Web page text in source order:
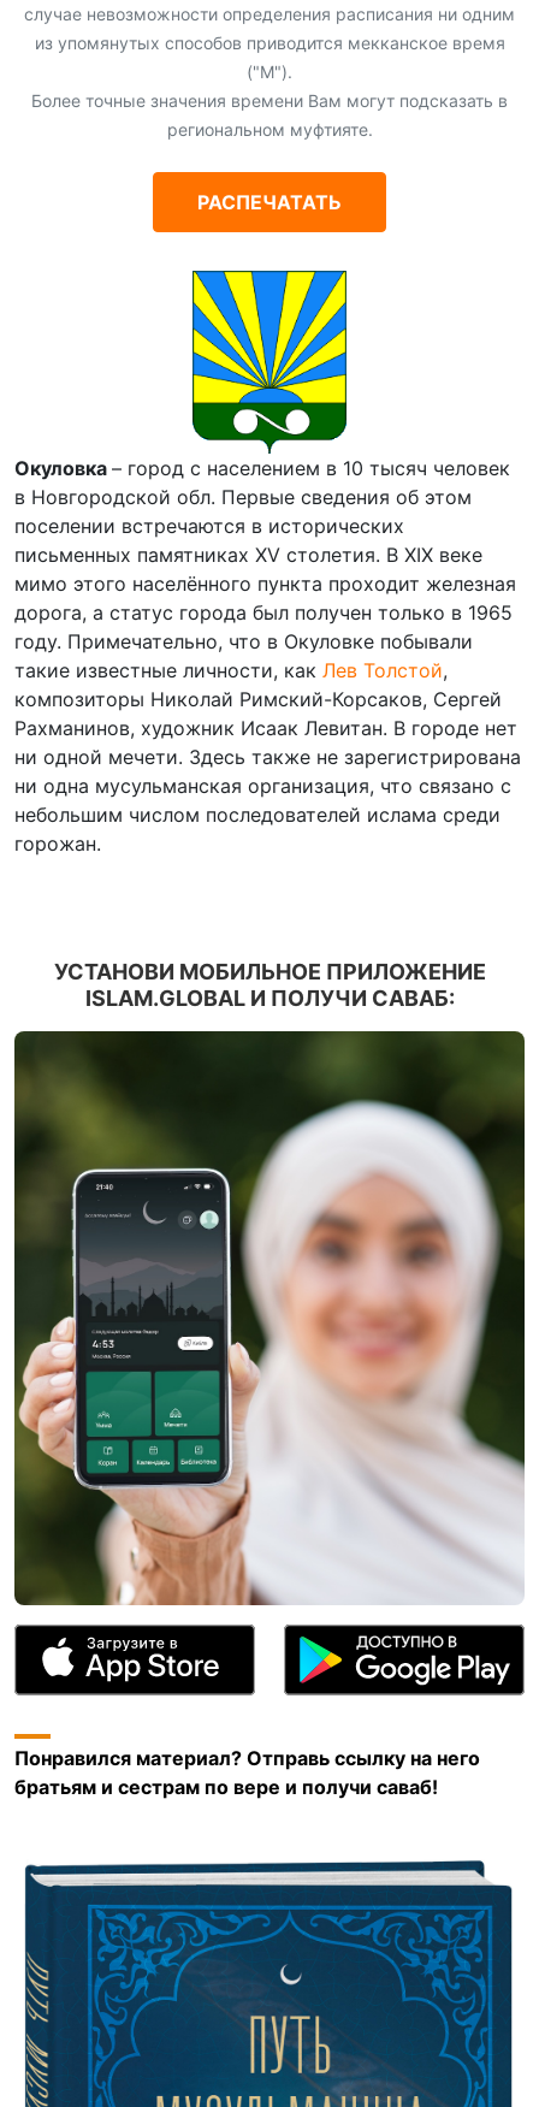
случае невозможности определения расписания ни одним
из упомянутых способов приводится мекканское время
("М").
Более точные значения времени Вам могут подсказать в
региональном муфтияте.
РАСПЕЧАТАТЬ
Окуловка – город с населением в 10 тысяч человек
в Новгородской обл. Первые сведения об этом
поселении встречаются в исторических
письменных памятниках XV столетия. В XIX веке
мимо этого населённого пункта проходит железная
дорога, а статус города был получен только в 1965
году. Примечательно, что в Окуловке побывали
такие известные личности, как Лев Толстой,
композиторы Николай Римский-Корсаков, Сергей
Рахманинов, художник Исаак Левитан. В городе нет
ни одной мечети. Здесь также не зарегистрирована
ни одна мусульманская организация, что связано с
небольшим числом последователей ислама среди
горожан.
УСТАНОВИ МОБИЛЬНОЕ ПРИЛОЖЕНИЕ
ISLAM.GLOBAL И ПОЛУЧИ САВАБ:
Понравился материал? Отправь ссылку на него
братьям и сестрам по вере и получи саваб!